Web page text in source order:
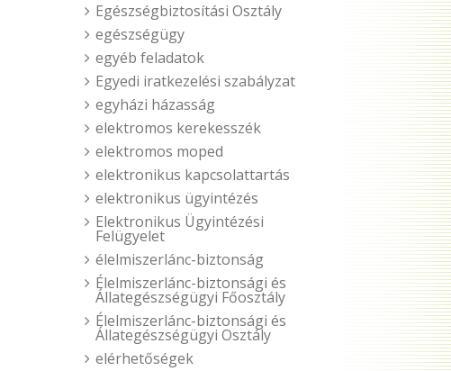
Egészségbiztosítási Osztály
egészségügy
egyéb feladatok
Egyedi iratkezelési szabályzat
egyházi házasság
elektromos kerekesszék
elektromos moped
elektronikus kapcsolattartás
elektronikus ügyintézés
Elektronikus Ügyintézési
Felügyelet
élelmiszerlánc-biztonság
Élelmiszerlánc-biztonsági és
Állategészségügyi Főosztály
Élelmiszerlánc-biztonsági és
Állategészségügyi Osztály
elérhetőségek